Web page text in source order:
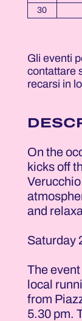
30
Gli eventi
contattare
recarsi in
On the
kicks off
and
Saturday
The
local
from
5.30 pm.